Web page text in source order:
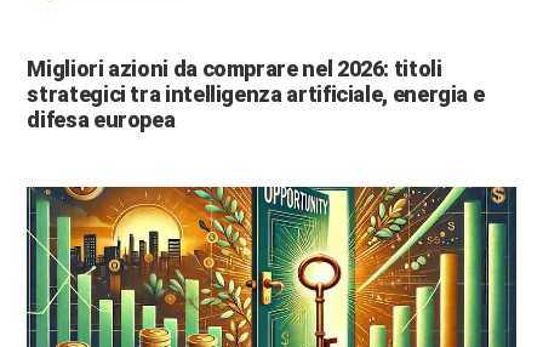
Migliori azioni da comprare nel 2026: titoli
strategici tra intelligenza artificiale, energia e
difesa europea